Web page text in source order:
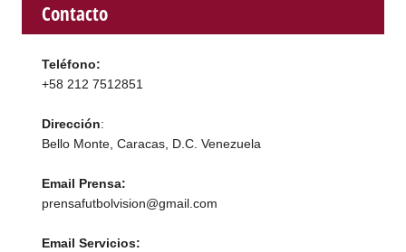
Contacto
Teléfono:
+58 212 7512851
Dirección:
Bello Monte, Caracas, D.C. Venezuela
Email Prensa:
prensafutbolvision@gmail.com
Email Servicios: